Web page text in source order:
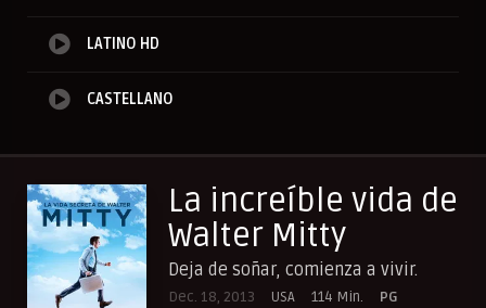
LATINO HD
CASTELLANO
La increíble vida de
Walter Mitty
Deja de soñar, comienza a vivir.
Dec. 18, 2013 USA 114 Min.
PG